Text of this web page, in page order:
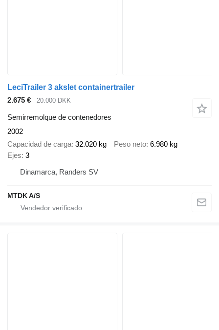
LeciTrailer 3 akslet containertrailer
2.675 €
20.000 DKK
Semirremolque de contenedores
2002
Capacidad de carga 32.020 kg Peso neto 6.980 kg
Ejes 3
Dinamarca, Randers SV
MTDK A/S